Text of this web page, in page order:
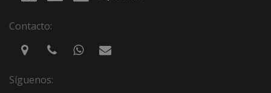
Contacto:
Síguenos: